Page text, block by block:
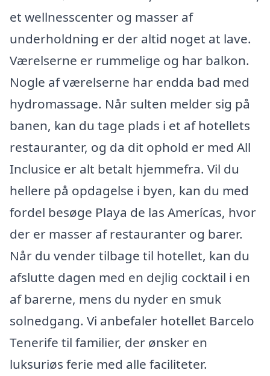
et wellnesscenter og masser af
underholdning er der altid noget at lave.
Værelserne er rummelige og har balkon.
Nogle af værelserne har endda bad med
hydromassage. Når sulten melder sig på
banen, kan du tage plads i et af hotellets
restauranter, og da dit ophold er med All
Inclusice er alt betalt hjemmefra. Vil du
hellere på opdagelse i byen, kan du med
fordel besøge Playa de las Amerícas, hvor
der er masser af restauranter og barer.
Når du vender tilbage til hotellet, kan du
afslutte dagen med en dejlig cocktail i en
af barerne, mens du nyder en smuk
solnedgang. Vi anbefaler hotellet Barcelo
Tenerife til familier, der ønsker en
luksuriøs ferie med alle faciliteter.